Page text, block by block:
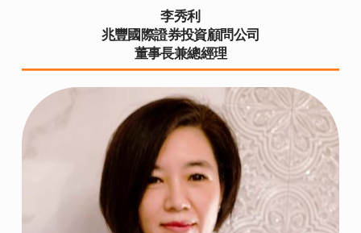
李秀利
兆豐國際證券投資顧問公司
董事長兼總經理